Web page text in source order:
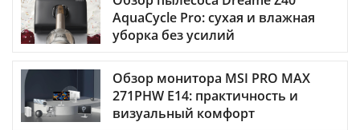
AquaCycle Pro: сухая и влажная
уборка без усилий
Обзор монитора MSI PRO MAX
271PHW E14: практичность и
визуальный комфорт